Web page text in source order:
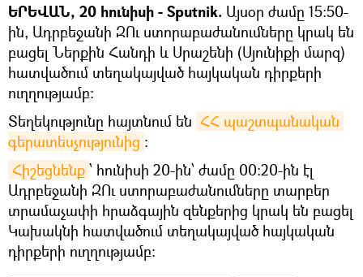
ԵՐԵՎԱՆ, 20 հունիսի - Sputnik. Այսօր ժամը 15:50-
ին, Ադրբեջանի ԶՈւ ստորաբաժանումները կրակ են
բացել Ներքին Հանդի և Սրաշենի (Սյունիքի մարզ)
հատվածում տեղակայված հայկական դիրքերի
ուղղությամբ:
Տեղեկությունը հայտնում են ՀՀ պաշտպանական
գերատեսչությունից ։
Հիշեցնենք ՝ հունիսի 20-ին՝ ժամը 00:20-ին էլ
Ադրբեջանի ԶՈւ ստորաբաժանումները տարբեր
տրամաչափի հրաձգային զենքերից կրակ են բացել
Կախակնի հատվածում տեղակայված հայկական
դիրքերի ուղղությամբ: